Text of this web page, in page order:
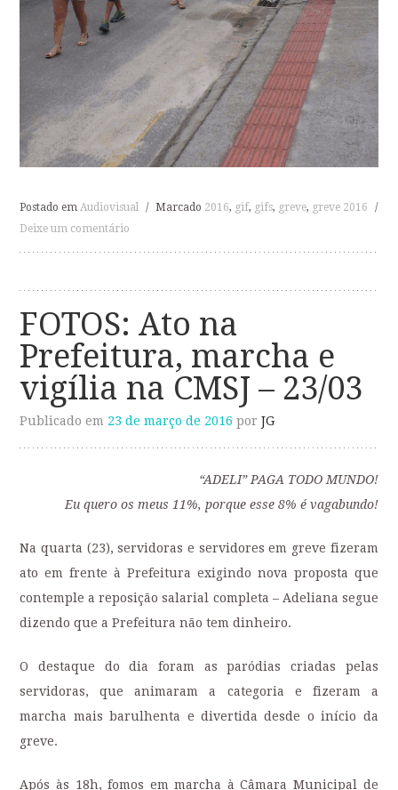
Postado emAudiovisual / Marcado 2016, gif, gifs, greve, greve 2016
/
Deixe um comentário
FOTOS: Ato na
Prefeitura, marcha e
vigília na CMSJ – 23/03
Publicado em 23 de março de 2016 porJG
“ADELI” PAGA TODO MUNDO!
Eu quero os meus 11%, porque esse 8% é vagabundo!
Na quarta (23), servidoras e servidores em greve fizeram
ato em frente à Prefeitura exigindo nova proposta que
contemple a reposição salarial completa – Adeliana segue
dizendo que a Prefeitura não tem dinheiro.
O destaque do dia foram as paródias criadas pelas
servidoras, que animaram a categoria e fizeram a
marcha mais barulhenta e divertida desde o início da
greve.
Após às 18h, fomos em marcha à Câmara Municipal de